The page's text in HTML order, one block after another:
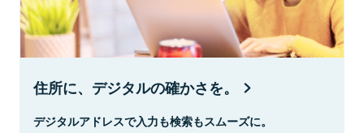
住所に、デジタルの確かさを。
デジタルアドレスで入力も検索もスムーズに。